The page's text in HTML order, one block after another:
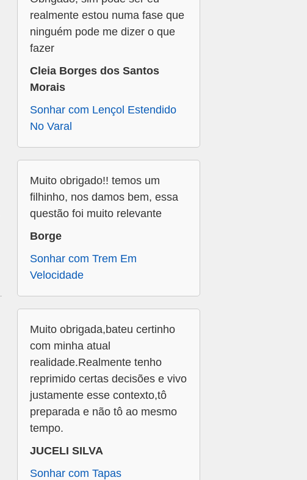
realmente estou numa fase que
ninguém pode me dizer o que
fazer
Cleia Borges dos Santos
Morais
Sonhar com Lençol Estendido
No Varal
Muito obrigado!! temos um
filhinho, nos damos bem, essa
questão foi muito relevante
Borge
Sonhar com Trem Em
Velocidade
Muito obrigada,bateu certinho
com minha atual
realidade.Realmente tenho
reprimido certas decisões e vivo
justamente esse contexto,tô
preparada e não tô ao mesmo
tempo.
JUCELI SILVA
Sonhar com Tapas